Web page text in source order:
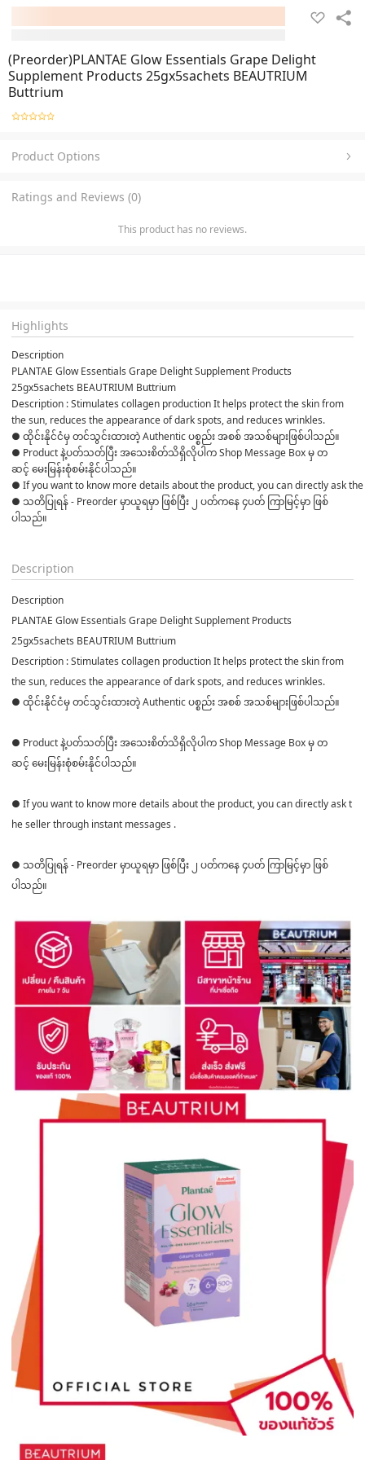
(Preorder)PLANTAE Glow Essentials Grape Delight
Supplement Products 25gx5sachets BEAUTRIUM
Buttrium
Product Options
Ratings and Reviews (0)
This product has no reviews.
Highlights
Description
PLANTAE Glow Essentials Grape Delight Supplement Products
25gx5sachets BEAUTRIUM Buttrium
Description : Stimulates collagen production It helps protect the skin from
the sun, reduces the appearance of dark spots, and reduces wrinkles.
● ထိုင်းနိုင်ငံမှ တင်သွင်းထားတဲ့ Authentic ပစ္စည်း အစစ် အသစ်များဖြစ်ပါသည်။
● Product နဲ့ပတ်သတ်ပြီး အသေးစိတ်သိရှိလိုပါက Shop Message Box မှ တ
ဆင့် မေးမြန်းစုံစမ်းနိုင်ပါသည်။
● If you want to know more details about the product, you can directly ask
● သတိပြုရန် - Preorder မှာယူရမှာ ဖြစ်ပြီး ၂ ပတ်ကနေ ၄ပတ် ကြာမြင့်မှာ ဖြစ်
ပါသည်။
Description
Description
PLANTAE Glow Essentials Grape Delight Supplement Products
25gx5sachets BEAUTRIUM Buttrium
Description : Stimulates collagen production It helps protect the skin from
the sun, reduces the appearance of dark spots, and reduces wrinkles.
● ထိုင်းနိုင်ငံမှ တင်သွင်းထားတဲ့ Authentic ပစ္စည်း အစစ် အသစ်များဖြစ်ပါသည်။
● Product နဲ့ပတ်သတ်ပြီး အသေးစိတ်သိရှိလိုပါက Shop Message Box မှ တ
ဆင့် မေးမြန်းစုံစမ်းနိုင်ပါသည်။
● If you want to know more details about the product, you can directly ask t
he seller through instant messages .
● သတိပြုရန် - Preorder မှာယူရမှာ ဖြစ်ပြီး ၂ ပတ်ကနေ ၄ပတ် ကြာမြင့်မှာ ဖြစ်
ပါသည်။